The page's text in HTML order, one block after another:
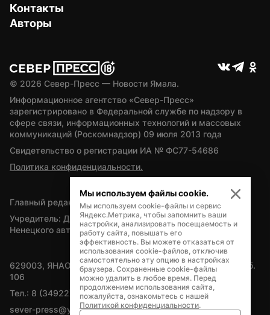
Контакты
Авторы
© 2026 Север-Пресс — Новости Ямала.
Информационное агентство «Север-Пресс»
зарегистрировано в Федеральной службе по надзору в
сфере связи, информационных технологий и массовых
коммуникаций (Роскомнадзор) 09 июля 2013 года
Свидетельство о регистрации ИА № ФС77-54686
Политика конфиденциальности.
Главный редактор — А.Л. Поздеев
Учредитель: Департамент внутренней политики Ямало-
Ненецкого автономного округа
629003, ЯНАО, Салехард, мкр. Богдана Кнунянца, д.1, каб.
106
Тел.: 8 (34922) 71262
sever-press@yamal-media.ru
Мы используем файлы cookie.
Мы используем cookie-файлы и сервис
Яндекс.Метрика, чтобы запомнить ваши
настройки, анализировать посещаемость и
работу сайта, повышать его
эффективность. Вы можете отказаться от
использования cookie-файлов, отключив
самостоятельно эту опцию в настройках
браузера. Сохраненные cookie-файлы
можно удалить в любое время. Перед
продолжением использования сайта,
пожалуйста, ознакомьтесь с нашей
Политикой конфиденциальности.